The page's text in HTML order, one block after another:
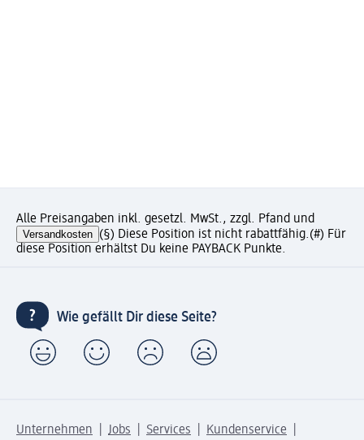
Alle Preisangaben inkl. gesetzl. MwSt., zzgl. Pfand und
Versandkosten (§) Diese Position ist nicht rabattfähig.(#) Für
diese Position erhältst Du keine PAYBACK Punkte.
Wie gefällt Dir diese Seite?
Unternehmen Jobs Services
Kundenservice